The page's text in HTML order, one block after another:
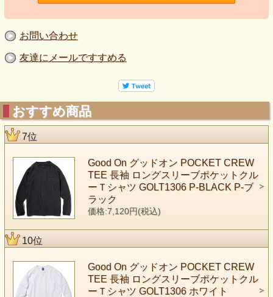
お問い合わせ
友達にメールですすめる
おすすめ商品
7位
Good On グッドオン POCKET CREW
TEE 長袖 ロングスリーブポケットクル
ーＴシャツ GOLT1306 P-BLACK P-ブ
ラック
価格:7,120円(税込)
10位
Good On グッドオン POCKET CREW
TEE 長袖 ロングスリーブポケットクル
ーＴシャツ GOLT1306 ホワイト